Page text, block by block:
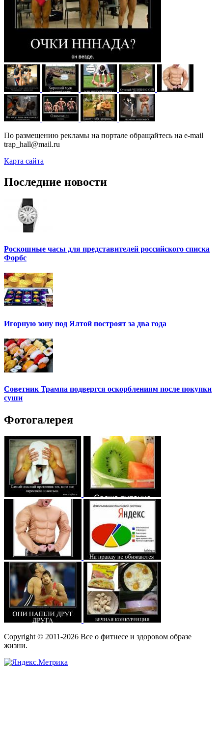
По размещению рекламы на портале обращайтесь на e-mail
trap_hall@mail.ru
Карта сайта
Последние новости
Роскошные часы для представителей российского списка
Форбс
Игорную зону под Ялтой построят за два года
Советник Трампа подвергся оскорблениям после покупки
суши
Фотогалерея
Copyright © 2011-2026 Все о фитнесе и здоровом образе
жизни.